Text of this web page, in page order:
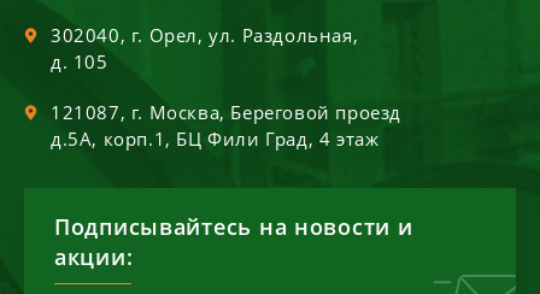
302040, г. Орел,ул. Раздольная,
д. 105
121087, г. Москва, Береговой проезд
д.5А, корп.1, БЦ Фили Град, 4 этаж
Подписывайтесь на новости и
акции: